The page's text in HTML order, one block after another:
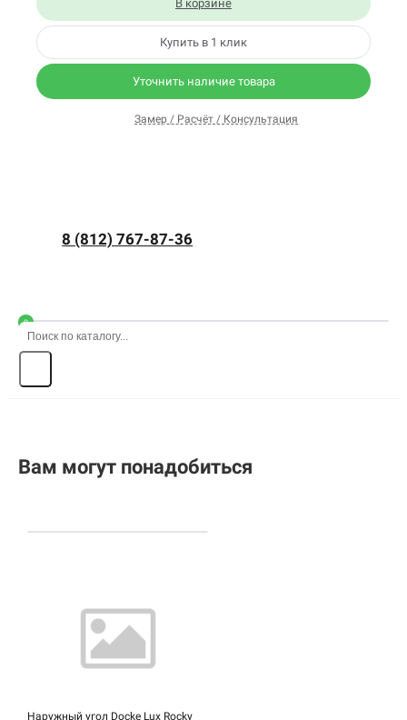
В корзине
Купить в 1 клик
Уточнить наличие товара
Замер / Расчёт / Консультация
8 (812) 767-87-36
0
Вам могут понадобиться
Наружный угол Docke Lux Rocky